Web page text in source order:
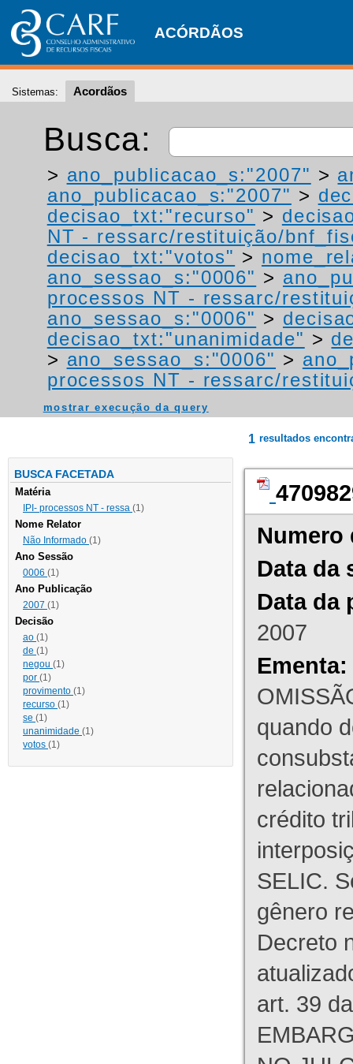
ACÓRDÃOS
Sistemas: Acordãos
Busca:
> ano_publicacao_s:"2007" >
ano_publicacao_s:"2007" >
decisao_txt:"recurso" >
NT - ressarc/restituição/
decisao_txt:"votos" >
ano_sessao_s:"0006" >
processos NT - ressarc/
ano_sessao_s:"0006" >
decisao_txt:"unanimidade" >
> ano_sessao_s:"0006" >
processos NT - ressarc/
mostrar execução da query
BUSCA FACETADA
Matéria
IPI- processos NT - ressa (1)
Nome Relator
Não Informado (1)
Ano Sessão
0006 (1)
Ano Publicação
2007 (1)
Decisão
ao (1)
de (1)
negou (1)
por (1)
provimento (1)
recurso (1)
se (1)
unanimidade (1)
votos (1)
1 resultados
Numero
Data da
Data da
2007
Ementa:
quando
crédito
SELIC.
gênero
Decreto
art. 39